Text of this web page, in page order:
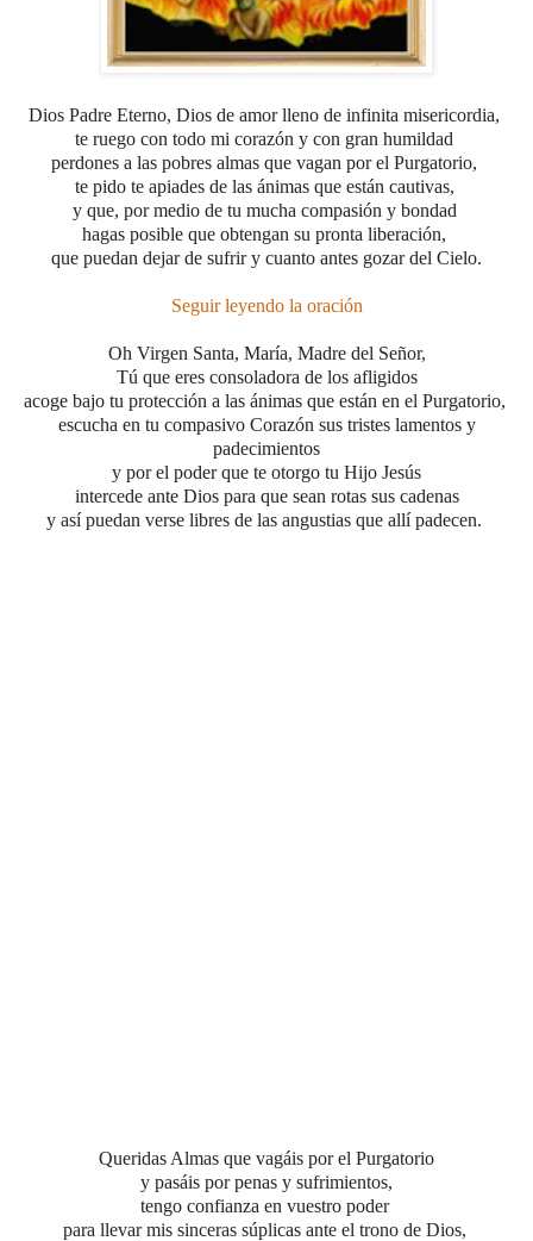
Dios Padre Eterno, Dios de amor lleno de infinita misericordia,
te ruego con todo mi corazón y con gran humildad
perdones a las pobres almas que vagan por el Purgatorio,
te pido te apiades de las ánimas que están cautivas,
y que, por medio de tu mucha compasión y bondad
hagas posible que obtengan su pronta liberación,
que puedan dejar de sufrir y cuanto antes gozar del Cielo.
Seguir leyendo la oración
Oh Virgen Santa, María, Madre del Señor,
Tú que eres consoladora de los afligidos
acoge bajo tu protección a las ánimas que están en el Purgatorio,
escucha en tu compasivo Corazón sus tristes lamentos y
padecimientos
y por el poder que te otorgo tu Hijo Jesús
intercede ante Dios para que sean rotas sus cadenas
y así puedan verse libres de las angustias que allí padecen.
Queridas Almas que vagáis por el Purgatorio
y pasáis por penas y sufrimientos,
tengo confianza en vuestro poder
para llevar mis sinceras súplicas ante el trono de Dios,